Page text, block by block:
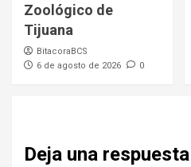
Zoológico de
Tijuana
BitacoraBCS
6 de agosto de 2026
0
Deja una respuesta